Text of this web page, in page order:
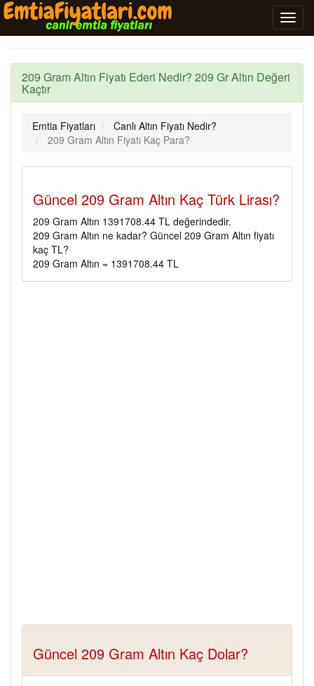
209 Gram Altın Fiyatı Ederi Nedir? 209 Gr Altın Değeri
Kaçtır
Emtia Fiyatları
Canlı Altın Fiyatı Nedir?
209 Gram Altın Fiyatı Kaç Para?
Güncel 209 Gram Altın Kaç Türk Lirası?
209 Gram Altın 1391708.44 TL değerindedir.
209 Gram Altın ne kadar? Güncel 209 Gram Altın fiyatı
kaç TL?
209 Gram Altın = 1391708.44 TL
Güncel 209 Gram Altın Kaç Dolar?